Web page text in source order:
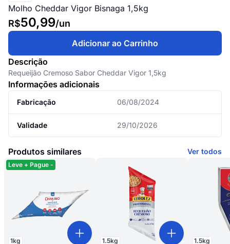
Descrição
Requeijão Cremoso Sabor Cheddar Vigor 1,5kg
Informações adicionais
Fabricação 06/08/2024
Validade 29/10/2026
Molho Cheddar Vigor Bisnaga 1,5kg
R$50,99/un
Adicionar ao Carrinho
Produtos similares Ver todos
1kg
Leve + Pague -
1.5kg 1.5kg